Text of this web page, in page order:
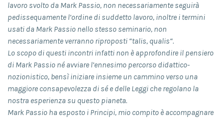
lavoro svolto da Mark Passio, non necessariamente seguirà
pedissequamente l’ordine di suddetto lavoro, inoltre i termini
usati da Mark Passio nello stesso seminario, non
necessariamente verranno riproposti “talis, qualis“.
Lo scopo di questi incontri infatti non è approfondire il pensiero
di Mark Passio né avviare l’ennesimo percorso didattico-
nozionistico, bensì iniziare insieme un cammino verso una
maggiore consapevolezza di sé e delle Leggi che regolano la
nostra esperienza su questo pianeta.
Mark Passio ha esposto i Principi, mio compito è accompagnare